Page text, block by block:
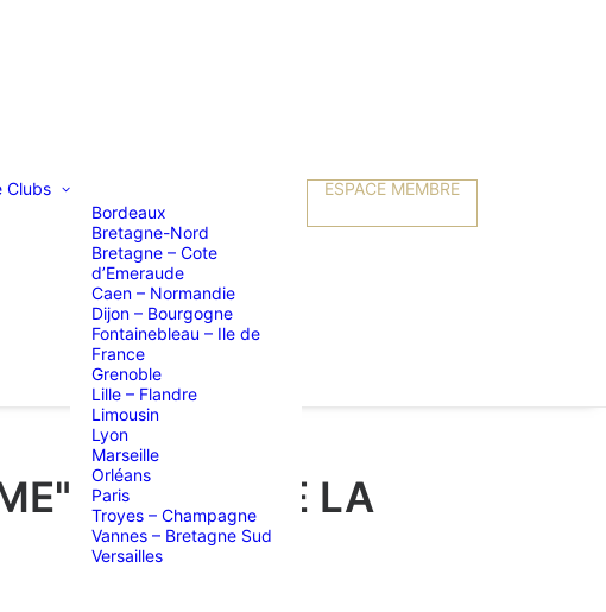
Clubs
Bordeaux
Bretagne-Nord
Bretagne – Cote
d’Emeraude
Caen – Normandie
Dijon – Bourgogne
Fontainebleau – Ile de
France
Grenoble
Lille – Flandre
Limousin
Lyon
Marseille
Orléans
Paris
Troyes – Champagne
Vannes – Bretagne Sud
Versailles
ESPACE MEMBRE
-ROGER DE LA